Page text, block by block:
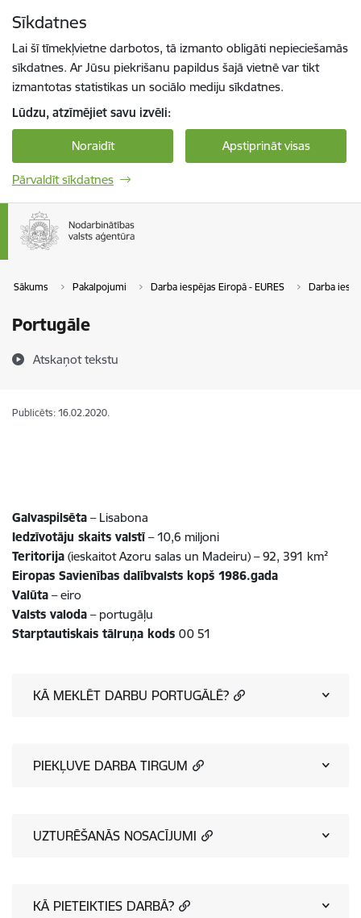
Sīkdatnes
Lai šī tīmekļvietne darbotos, tā izmanto obligāti nepieciešamās
sīkdatnes. Ar Jūsu piekrišanu papildus šajā vietnē var tikt
izmantotas statistikas un sociālo mediju sīkdatnes.
Lūdzu, atzīmējiet savu izvēli:
Noraidīt Apstiprināt visas
Pārvaldīt sīkdatnes
Sākums Pakalpojumi Darba iespējas Eiropā - EURES Darba
Portugāle
Atskaņot tekstu
Publicēts: 16.02.2020.
Galvaspilsēta – Lisabona
Iedzīvotāju skaits valstī– 10,6 miljoni
Teritorija (ieskaitot Azoru salas un Madeiru) – 92, 391 km²
Eiropas Savienības dalībvalsts kopš 1986.gada
Valūta – eiro
Valsts valoda – portugāļu
Starptautiskais tālruņa kods 00 51
KĀ MEKLĒT DARBU PORTUGĀLĒ?
PIEKĻUVE DARBA TIRGUM
UZTURĒŠANĀS NOSACĪJUMI
KĀ PIETEIKTIES DARBĀ?